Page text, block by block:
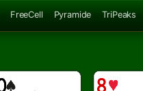
FreeCell Pyramide TriPeaks